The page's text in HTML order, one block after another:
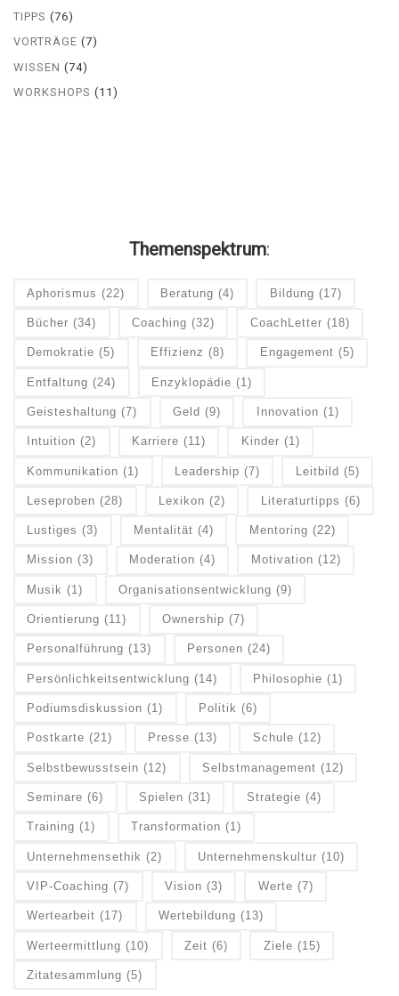
TIPPS (76)
VORTRÄGE (7)
WISSEN (74)
WORKSHOPS (11)
Themenspektrum:
Aphorismus (22) Beratung (4) Bildung (17)
Bücher (34) Coaching (32) CoachLetter (18)
Demokratie (5) Effizienz (8) Engagement (5)
Entfaltung (24) Enzyklopädie (1)
Geisteshaltung (7) Geld (9) Innovation (1)
Intuition (2) Karriere (11) Kinder (1)
Kommunikation (1) Leadership (7) Leitbild (5)
Leseproben (28) Lexikon (2) Literaturtipps (6)
Lustiges (3) Mentalität (4) Mentoring (22)
Mission (3) Moderation (4) Motivation (12)
Musik (1) Organisationsentwicklung (9)
Orientierung (11) Ownership (7)
Personalführung (13) Personen (24)
Persönlichkeitsentwicklung (14) Philosophie (1)
Podiumsdiskussion (1) Politik (6)
Postkarte (21) Presse (13) Schule (12)
Selbstbewusstsein (12) Selbstmanagement (12)
Seminare (6) Spielen (31) Strategie (4)
Training (1) Transformation (1)
Unternehmensethik (2) Unternehmenskultur (10)
VIP-Coaching (7) Vision (3) Werte (7)
Wertearbeit (17) Wertebildung (13)
Werteermittlung (10) Zeit (6) Ziele (15)
Zitatesammlung (5)